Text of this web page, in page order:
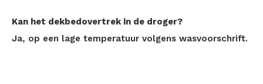
Kan het dekbedovertrek in de droger?
Ja, op een lage temperatuur volgens wasvoorschrift.